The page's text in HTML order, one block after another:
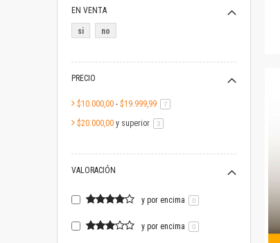
EN VENTA
si no
PRECIO
$10.000,00 - $19.999,99 7artículo
$20.000,00 y superior 3artículo
VALORACIÓN
y por encima 0
y por encima 0